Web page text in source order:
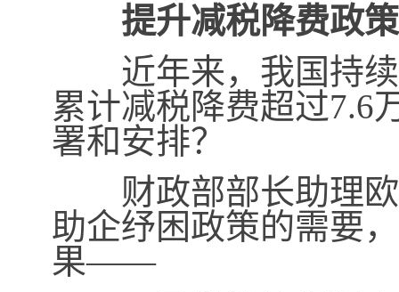
提升减税降费政
近年来，我国持续
累计减税降费超过7.6
署和安排？
财政部部长助理欧
助企纾困政策的需要
果——